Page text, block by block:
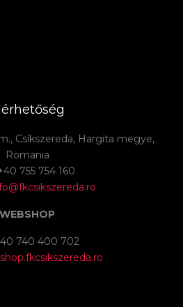
Csíkszereda, Hargita megye,
Romania
755 754 160
WEBSHOP
740 400 702